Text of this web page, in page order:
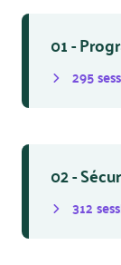
01 -
295
02 -
312